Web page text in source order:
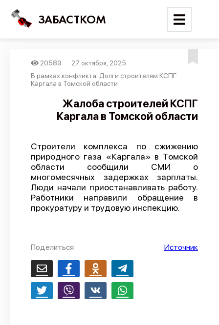
ЗАБАСТКОМ
Войти
Поиск
Новости
Трудовые конфликты
Отчеты
Предложить публикацию
Справочник
API
О проекте
Политика конфиденциальности
20589
27 октября, 2025
В рамках конфликта: Долги строителям КСПГ
Каргала в Томской области
Жалоба строителей КСПГ
Каргала в Томской области
Строители комплекса по сжижению
природного газа «Каргала» в Томской
области сообщили СМИ о
многомесячных задержках зарплаты.
Люди начали приостанавливать работу.
Работники направили обращение в
прокуратуру и трудовую инспекцию.
Поделиться Источник